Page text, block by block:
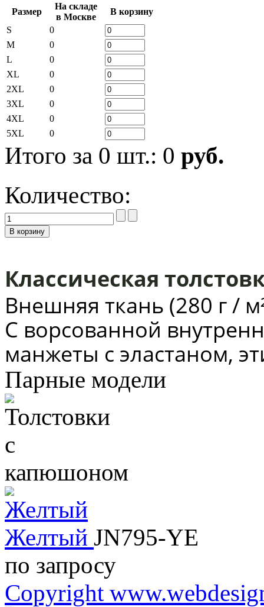
Размер
На складе
в Москве
В корзину
S
0
M
0
L
0
XL
0
2XL
0
3XL
0
4XL
0
5XL
0
Итого за 0 шт.: 0 руб.
Количество:
Классическая
Внешняя ткань (280 г /
C ворсованной
манжеты с эластаном,
Парные модели
Желтый JN795-YE
по запросу
Copyright